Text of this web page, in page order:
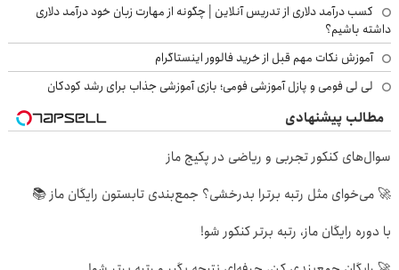
کسب درآمد دلاری از تدریس آنلاین | چگونه از مهارت زبان خود درآمد دلاری
داشته باشیم؟
آموزش نکات مهم قبل از خرید فالوور اینستاگرام
لی لی فومی و پازل آموزشی فومی؛ بازی آموزشی جذاب برای رشد کودکان
مطالب پیشنهادی
سوال‌های کنکور تجربی و ریاضی در پکیج ماز
🚀 می‌خوای مثل رتبه برترا بدرخشی؟ جمع‌بندی تابستون رایگان ماز 📚
با دوره رایگان ماز، رتبه برتر کنکور شو!